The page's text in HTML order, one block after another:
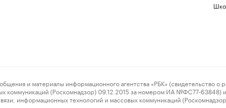
и материалы информационного агентства «РБК» (свидетельство о
(Роскомнадзор) 09.12.2015 за номером ИА №ФС77-63848) и
информационных технологий и массовых коммуникаций